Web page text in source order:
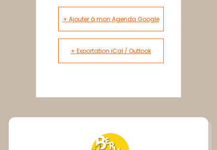
+ Ajouter à mon Agenda Google
+ Exportation iCal / Outlook